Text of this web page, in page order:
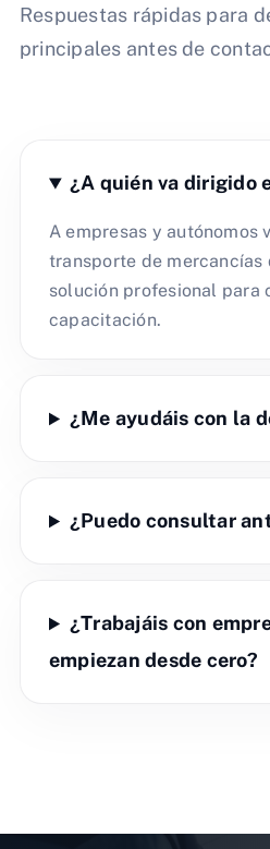
Respuestas rápidas para
principales antes de
¿A quién va dirigido
A empresas y autónomos
transporte de mercancías
solución profesional para
capacitación.
¿Me ayudáis con la
¿Puedo consultar
¿Trabajáis con
empiezan desde cero?